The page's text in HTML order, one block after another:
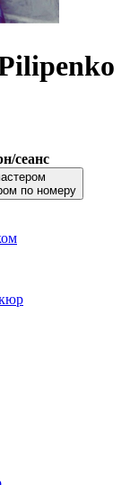
сеанс
по номеру